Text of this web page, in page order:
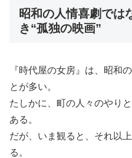
昭和の人情喜劇では
き“孤独の映画”
『時代屋の女房』は、昭和
とが多い。
たしかに、町の人々のやり
ある。
だが、いま観ると、それ以
る。